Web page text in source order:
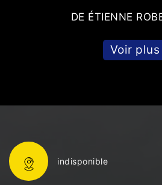
DE ÉTIENNE
Voir plus
indisponible